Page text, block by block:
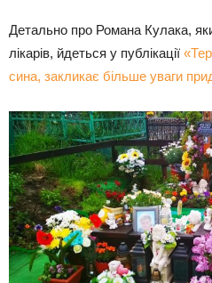
Детально про Романа Кулака,
лікарів, йдеться у публікації
сина, закликає більше уваги